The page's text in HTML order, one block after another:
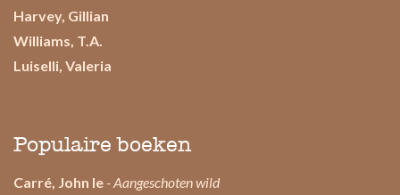
Harvey, Gillian
Williams, T.A.
Luiselli, Valeria
Populaire boeken
Carré, John le - Aangeschoten wild